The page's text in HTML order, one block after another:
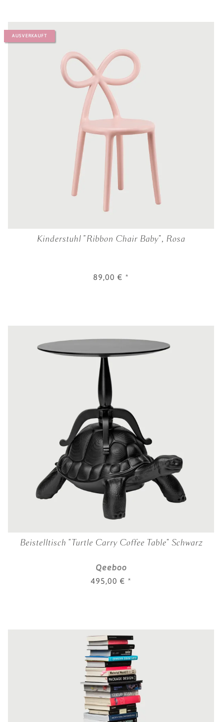
AUSVERKAUFT
Kinderstuhl "Ribbon Chair Baby", Rosa
89,00 € *
Beistelltisch "Turtle Carry Coffee Table" Schwarz
Qeeboo
495,00 € *